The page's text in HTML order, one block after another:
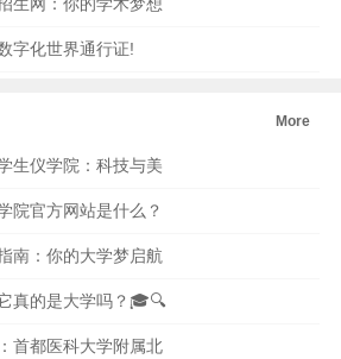
字化世界通行证!
More
生仪学院：科技与美
院官方网站是什么？
南：你的大学梦启航
真的是大学吗？🎓🔍
首都医科大学附属北